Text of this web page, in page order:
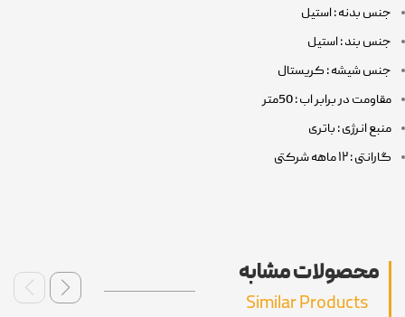
جنس بدنه : استیل
جنس بند : استیل
جنس شیشه : کریستال
مقاومت در برابر اب : 50متر
منبع انرژی : باتری
گارانتی : ۱۲ ماهه شرکتی
محصولات مشابه
Similar Products